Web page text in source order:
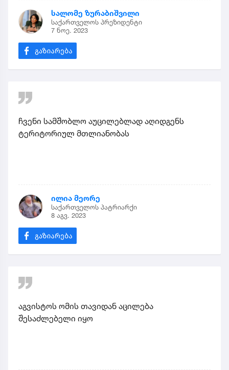
სალომე ზურაბიშვილი
საქართველოს პრეზიდენტი
7 ნოე. 2023
ჩვენი სამშობლო აუცილებლად აღიდგენს
ტერიტორიულ მთლიანობას
ილია მეორე
საქართველოს პატრიარქი
8 აგვ. 2023
აგვისტოს ომის თავიდან აცილება
შესაძლებელი იყო